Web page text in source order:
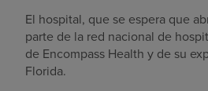
El hospital, que se espera que
parte de la red nacional de
de Encompass Health y de su
Florida.